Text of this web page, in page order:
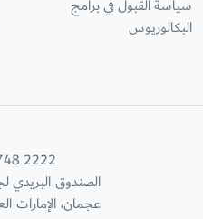
سياسة القبول في برامج
البكالوريوس
2222
الصندوق البريدي
عجمان، الإمارات